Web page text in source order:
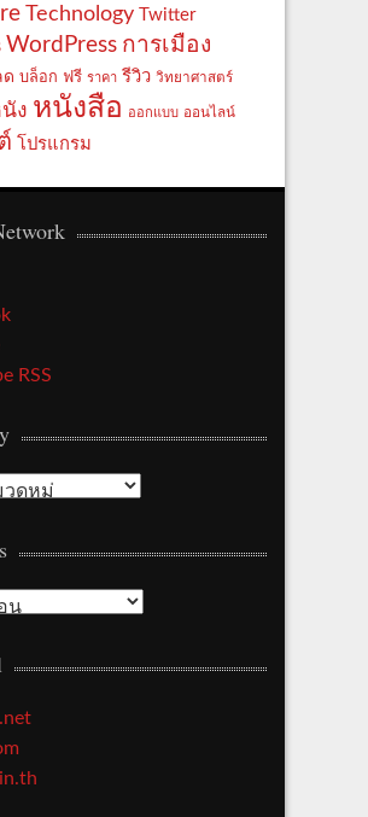
Technology
Twitter
WordPress การเมือง
ด บล็อก ฟรี ราคา รีวิว วิทยาศาสตร์
ง หนังสือ ออกแบบ ออนไลน์
โปรแกรม
RSS